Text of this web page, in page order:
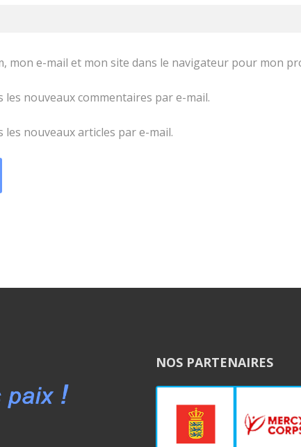
mon e-mail et mon site dans le navigateur pour mon
les nouveaux commentaires par e-mail.
les nouveaux articles par e-mail.
NOS PARTENAIRES